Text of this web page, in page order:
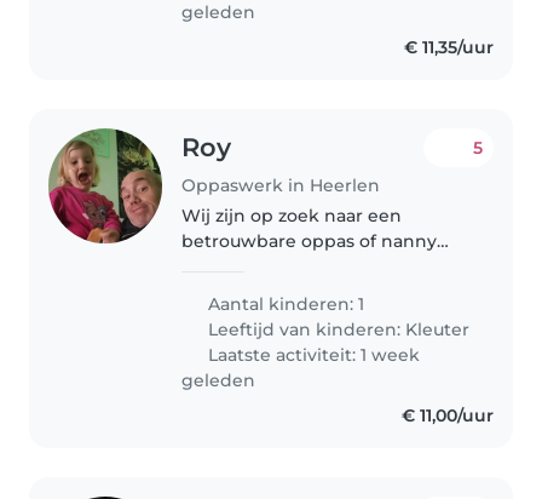
geleden
€ 11,35/uur
Roy
Oppaswerk in Heerlen
5
Wij zijn op zoek naar een
betrouwbare oppas of nanny
nieuwsgierige peuter in de
leeftijd van 4. Miis erg vriendelijk
en speels. We hebben een
oppas of nanny..
Aantal kinderen: 1
Leeftijd van kinderen: Kleuter
Laatste activiteit: 1 week
geleden
€ 11,00/uur